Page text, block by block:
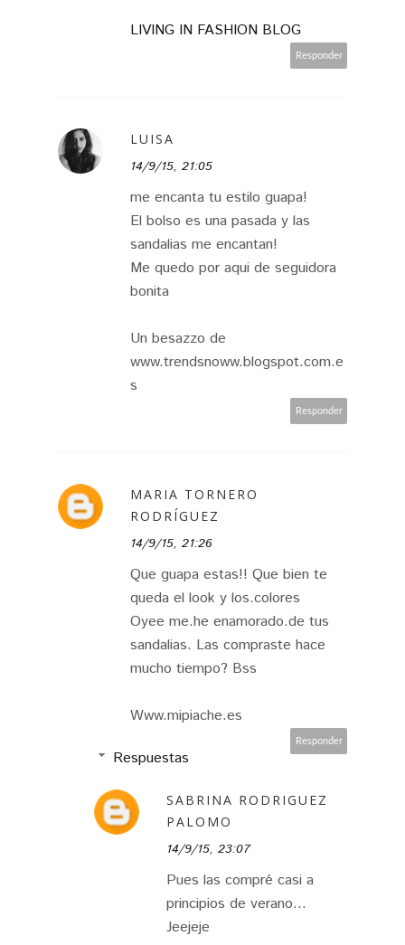
LIVING IN FASHION BLOG
Responder
LUISA
14/9/15, 21:05
me encanta tu estilo guapa!
El bolso es una pasada y las
sandalias me encantan!
Me quedo por aqui de seguidora
bonita
Un besazzo de
www.trendsnoww.blogspot.com.e
s
Responder
MARIA TORNERO
RODRÍGUEZ
14/9/15, 21:26
Que guapa estas!! Que bien te
queda el look y los.colores
Oyee me.he enamorado.de tus
sandalias. Las compraste hace
mucho tiempo? Bss
Www.mipiache.es
Responder
Respuestas
SABRINA RODRIGUEZ
PALOMO
14/9/15, 23:07
Pues las compré casi a
principios de verano...
Jeejeje